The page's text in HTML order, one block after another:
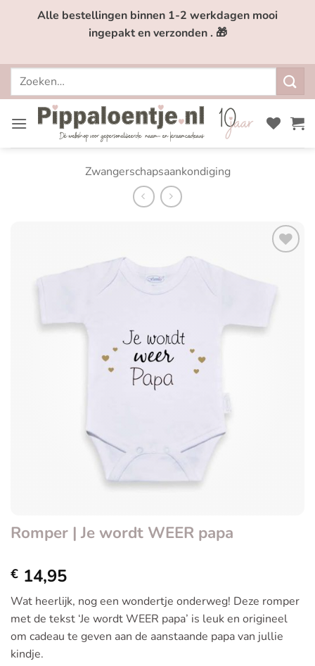
Alle bestellingen binnen 1-2 werkdagen mooi
ingepakt en verzonden . 🎁
Zoeken
Zwangerschapsaankondiging
Romper | Je wordt WEER papa
€ 14,95
Wat heerlijk, nog een wondertje onderweg! Deze romper
met de tekst ‘Je wordt WEER papa’ is leuk en origineel
om cadeau te geven aan de aanstaande papa van jullie
kindje.